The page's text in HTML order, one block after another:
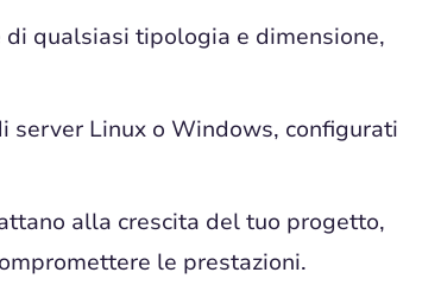
qualsiasi tipologia e dimensione,
Linux o Windows, configurati
alla crescita del tuo progetto,
le prestazioni.